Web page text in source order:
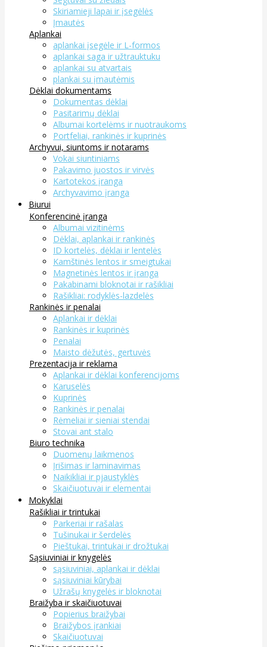
Skiriamieji lapai ir įsegėlės
Įmautės
Aplankai
aplankai įsegėle ir L-formos
aplankai saga ir užtrauktuku
aplankai su atvartais
plankai su įmautėmis
Dėklai dokumentams
Dokumentas dėklai
Pasitarimų dėklai
Albumai kortelėms ir nuotraukoms
Portfeliai, rankinės ir kuprinės
Archyvui, siuntoms ir notarams
Vokai siuntiniams
Pakavimo juostos ir virvės
Kartotekos įranga
Archyvavimo įranga
Biurui
Konferencinė įranga
Albumai vizitinėms
Dėklai, aplankai ir rankinės
ID kortelės, dėklai ir lentelės
Kamštinės lentos ir smeigtukai
Magnetinės lentos ir įranga
Pakabinami bloknotai ir rašikliai
Rašikliai: rodyklės-lazdelės
Rankinės ir penalai
Aplankai ir dėklai
Rankinės ir kuprinės
Penalai
Maisto dėžutės, gertuvės
Prezentacija ir reklama
Aplankai ir dėklai konferencijoms
Karuselės
Kuprinės
Rankinės ir penalai
Rėmeliai ir sieniai stendai
Stovai ant stalo
Biuro technika
Duomenų laikmenos
Įrišimas ir laminavimas
Naikikliai ir pjaustyklės
Skaičiuotuvai ir elementai
Mokyklai
Rašikliai ir trintukai
Parkeriai ir rašalas
Tušinukai ir šerdelės
Pieštukai, trintukai ir drožtukai
Sąsiuviniai ir knygelės
sąsiuviniai, aplankai ir dėklai
sąsiuviniai kūrybai
Užrašų knygelės ir bloknotai
Braižyba ir skaičiuotuvai
Popierius braižybai
Braižybos įrankiai
Skaičiuotuvai